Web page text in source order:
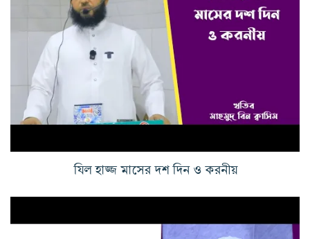
যিল হাজ্জ মাসের দশ দিন ও করনীয়